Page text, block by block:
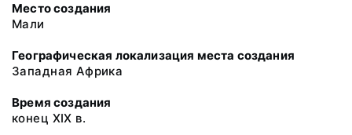
Место создания
Мали
Географическая локализация места создания
Западная Африка
Время создания
конец XIX в.